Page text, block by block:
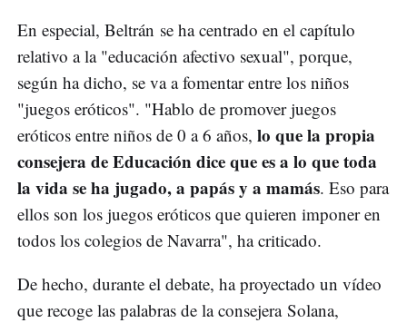
En especial, Beltrán se ha centrado en el capítulo
relativo a la "educación afectivo sexual", porque,
según ha dicho, se va a fomentar entre los niños
"juegos eróticos". "Hablo de promover juegos
eróticos entre niños de 0 a 6 años, lo que la propia
consejera de Educación dice que es a lo que toda
la vida se ha jugado, a papás y a mamás. Eso para
ellos son los juegos eróticos que quieren imponer en
todos los colegios de Navarra", ha criticado.
De hecho, durante el debate, ha proyectado un vídeo
que recoge las palabras de la consejera Solana,